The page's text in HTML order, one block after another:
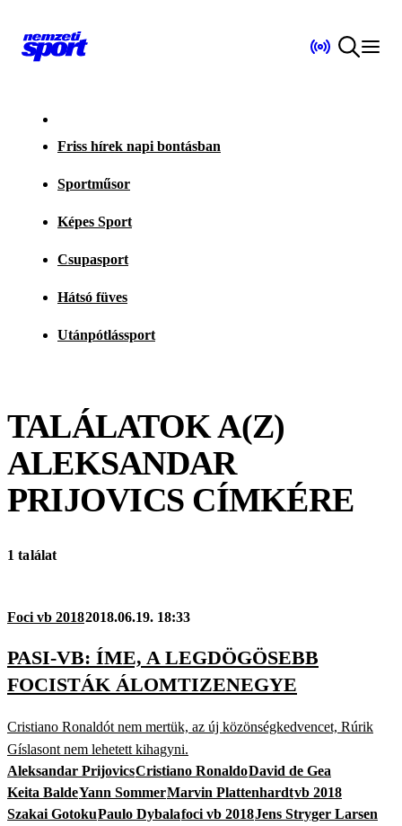
Friss hírek napi bontásban
Sportműsor
Képes Sport
Csupasport
Hátsó füves
Utánpótlássport
TALÁLATOK A(Z)
ALEKSANDAR
PRIJOVICS CÍMKÉRE
1 találat
Foci vb 20182018.06.19. 18:33
PASI-VB: ÍME, A LEGDÖGÖSEBB
FOCISTÁK ÁLOMTIZENEGYE
Cristiano Ronaldót nem mertük, az új közönségkedvencet, Rúrik
Gíslasont nem lehetett kihagyni.
Aleksandar PrijovicsCristiano RonaldoDavid de Gea
Keita BaldeYann SommerMarvin Plattenhardtvb 2018
Szakai GotokuPaulo Dybalafoci vb 2018Jens Stryger Larsen